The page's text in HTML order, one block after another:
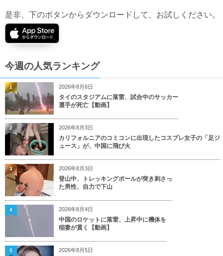
是非、下のボタンからダウンロードして、お試しください。
今週の人気ランキング
2026年8月6日
タイのスタジアムに落雷、試合中のサッカー
選手が死亡【動画】
1
2026年8月3日
カリフォルニアのコミコンに出現したコスプレ女子の「足ジ
ュース」が、中国に飛び火
2
2026年8月3日
登山中、トレッキングポールが突き刺さっ
た男性、自力で下山
3
2026年8月4日
中国のロケットに落雷、上昇中に機体を
稲妻が貫く【動画】
4
2026年8月5日
5